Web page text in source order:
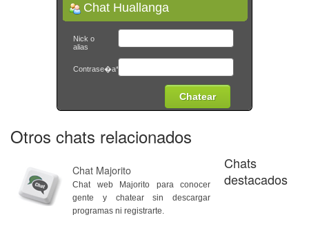
Chat Huallanga
Nick o
alias
Contrase�a*
Otros chats relacionados
Chat Majorito
Chat web Majorito para conocer
gente y chatear sin descargar
programas ni registrarte.
Chats
destacados